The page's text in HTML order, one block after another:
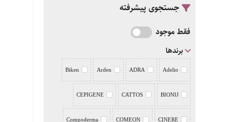
جستجوی پیشرفته
فقط موجود
برندها
Adelio
ADRA
Arden
Biken
BIONIJ
CATTOS
CEPIGENE
CINERE
COMEON
Compoderma